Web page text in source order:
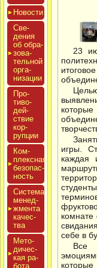
Новос­ти
Све­
дения
об об­ра­
зова­
тель­ной
ор­га­
низа­ции
Про­
тиво­
дей­
ствие
кор­
рупции
Ком­
плексная
бе­зопас­
ность
Сис­те­ма
ме­нед­
жмен­та
ка­чес­
тва
Мето­
дичес­
кая ра­
бота
23
игры.
каждая
комнате
себе в
Все